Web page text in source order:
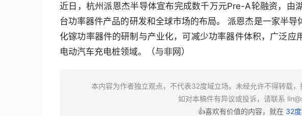
近日，杭州派恩杰半导体宣布完成数千万元Pre-A轮融资，由
台功率器件产品的研发和全球市场的布局。 派恩杰是一家半
化镓功率器件的研制与产业化，可减少功率器件体积，广泛应
电动汽车充电桩领域。（与非网）
本内容为作者独立观点，不代表32度域立场。未经允许不得转载，
如对本稿件有异议或投诉，请联系
👍喜欢有价值的内容，就在 32